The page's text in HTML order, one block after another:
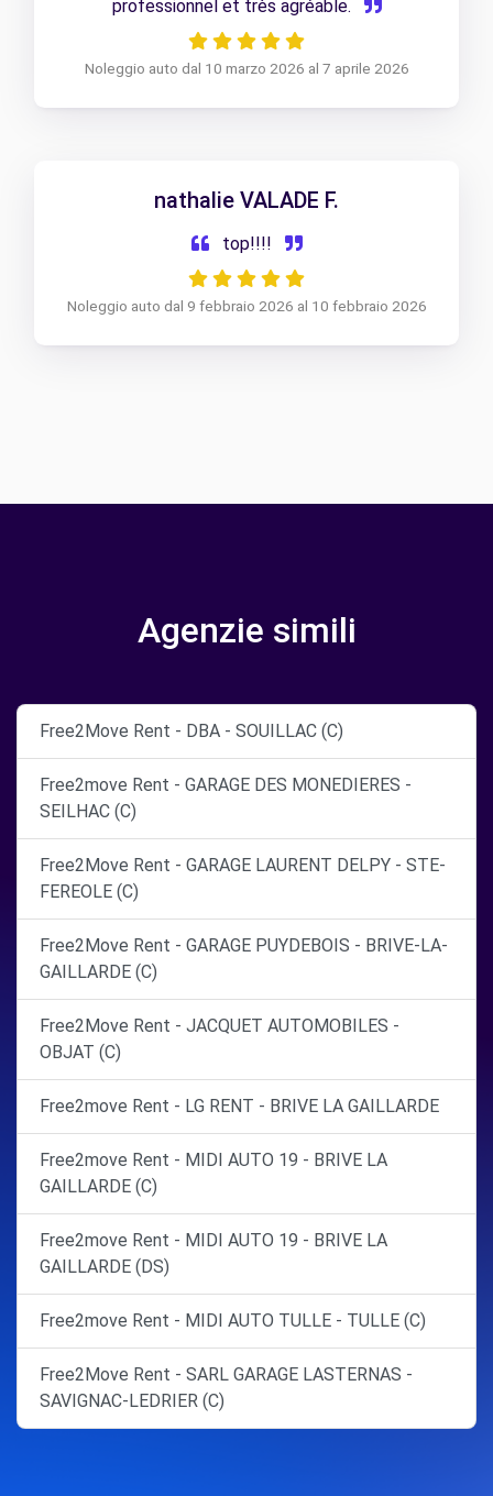
professionnel et très agréable.
Noleggio auto dal 10 marzo 2026 al 7 aprile 2026
nathalie VALADE F.
top!!!!
Noleggio auto dal 9 febbraio 2026 al 10 febbraio 2026
Agenzie simili
Free2Move Rent - DBA - SOUILLAC (C)
Free2move Rent - GARAGE DES MONEDIERES -
SEILHAC (C)
Free2Move Rent - GARAGE LAURENT DELPY - STE-
FEREOLE (C)
Free2Move Rent - GARAGE PUYDEBOIS - BRIVE-LA-
GAILLARDE (C)
Free2Move Rent - JACQUET AUTOMOBILES -
OBJAT (C)
Free2move Rent - LG RENT - BRIVE LA GAILLARDE
Free2move Rent - MIDI AUTO 19 - BRIVE LA
GAILLARDE (C)
Free2move Rent - MIDI AUTO 19 - BRIVE LA
GAILLARDE (DS)
Free2move Rent - MIDI AUTO TULLE - TULLE (C)
Free2Move Rent - SARL GARAGE LASTERNAS -
SAVIGNAC-LEDRIER (C)